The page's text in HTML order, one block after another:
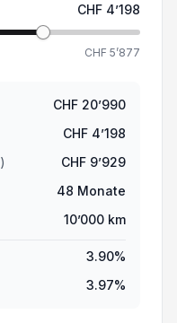
CHF 4’198
CHF 5’877
CHF 20’990
CHF 4’198
) CHF 9’929
48 Monate
10’000 km
3.90%
3.97%